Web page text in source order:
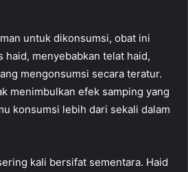
untuk dikonsumsi, obat ini
haid, menyebabkan telat haid,
mengonsumsi secara teratur.
menimbulkan efek samping yang
konsumsi lebih dari sekali dalam
kali bersifat sementara. Haid